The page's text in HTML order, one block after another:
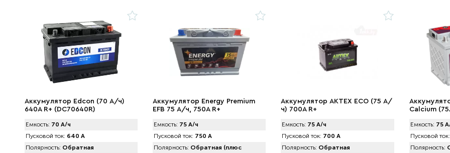
Аккумулятор Edcon (70 А/ч)
640A R+ (DC70640R)
Емкость: 70 А/ч
Пусковой ток: 640 А
Полярность: Обратная
Аккумулятор Energy Premium
EFB 75 А/ч, 750A R+
Емкость: 75 А/ч
Пусковой ток: 750 А
Полярность: Обратная (плюс
Аккумулятор AKTEX ECO (75 А/
ч) 700A R+
Емкость: 75 А/ч
Пусковой ток: 700 А
Полярность: Обратная
Calcium
Емкость: 75
Пусковой ток:
Полярность: